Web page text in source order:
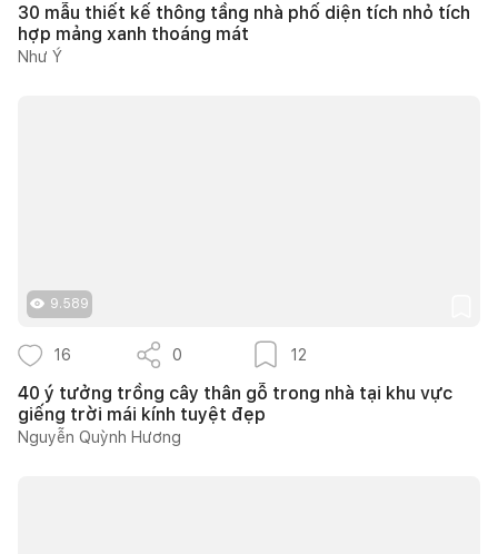
30 mẫu thiết kế thông tầng nhà phố diện tích nhỏ tích
hợp mảng xanh thoáng mát
Như Ý
9.589
16 0 12
40 ý tưởng trồng cây thân gỗ trong nhà tại khu vực
giếng trời mái kính tuyệt đẹp
Nguyễn Quỳnh Hương